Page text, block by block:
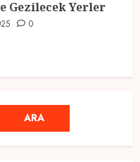
Özel Hazırlıklar
Yaz Tatilleri
0
ARA